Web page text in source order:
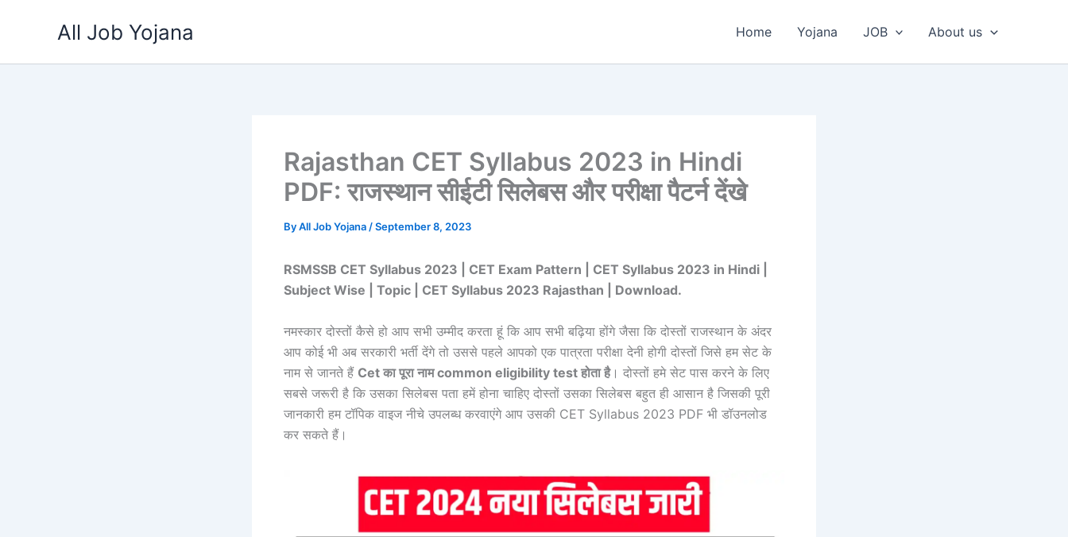
All Job Yojana Home Yojana JOB About us
Rajasthan CET Syllabus 2023 in Hindi
PDF: राजस्थान सीईटी सिलेबस और परीक्षा पैटर्न देंखे
ByAll Job Yojana /September 8, 2023
RSMSSB CET Syllabus 2023 | CET Exam Pattern | CET Syllabus 2023 in Hindi |
Subject Wise | Topic | CET Syllabus 2023 Rajasthan | Download.
नमस्कार दोस्तों कैसे हो आप सभी उम्मीद करता हूं कि आप सभी बढ़िया होंगे जैसा कि दोस्तों राजस्थान के अंदर
आप कोई भी अब सरकारी भर्ती देंगे तो उससे पहले आपको एक पात्रता परीक्षा देनी होगी दोस्तों जिसे हम सेट के
नाम से जानते हैं Cet का पूरा नाम common eligibility test होता है। दोस्तों हमे सेट पास करने के लिए
सबसे जरूरी है कि उसका सिलेबस पता हमें होना चाहिए दोस्तों उसका सिलेबस बहुत ही आसान है जिसकी पूरी
जानकारी हम टॉपिक वाइज नीचे उपलब्ध करवाएंगे आप उसकी CET Syllabus 2023 PDF भी डॉउनलोड
कर सकते हैं।